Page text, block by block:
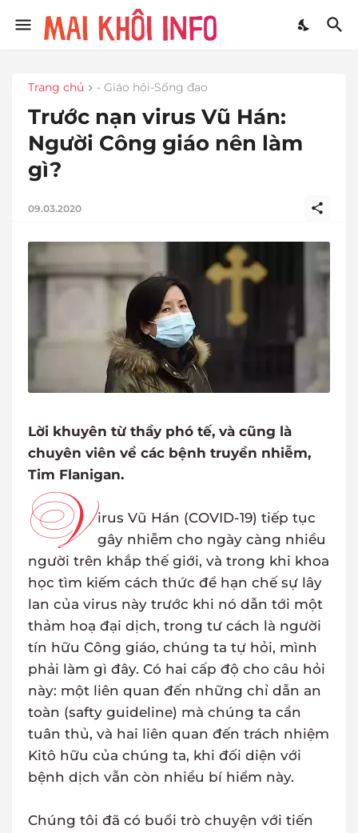
Trang chủ - Giáo hội-Sống đạo
Trước nạn virus Vũ Hán:
Người Công giáo nên làm
gì?
09.03.2020
Lời khuyên từ thầy phó tế, và cũng là
chuyên viên về các bệnh truyền nhiễm,
Tim Flanigan.
V irus Vũ Hán (COVID-19) tiếp tục
gây nhiễm cho ngày càng nhiều
người trên khắp thế giới, và trong khi khoa
học tìm kiếm cách thức để hạn chế sự lây
lan của virus này trước khi nó dẫn tới một
thảm hoạ đại dịch, trong tư cách là người
tín hữu Công giáo, chúng ta tự hỏi, mình
phải làm gì đây. Có hai cấp độ cho câu hỏi
này: một liên quan đến những chỉ dẫn an
toàn (safty guideline) mà chúng ta cần
tuân thủ, và hai liên quan đến trách nhiệm
Kitô hữu của chúng ta, khi đối diện với
bệnh dịch vẫn còn nhiều bí hiểm này.
Chúng tôi đã có buổi trò chuyện với tiến